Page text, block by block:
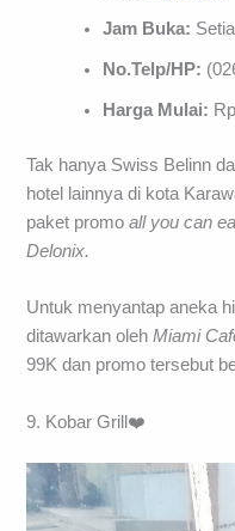
Jam Buka:
No.Telp/HP:
Harga Mulai:
Tak hanya Swiss Belinn
hotel lainnya di kota
paket promoall you can
Delonix.
Untuk menyantap aneka
ditawarkan olehMiami
99K dan promo tersebut
9. Kobar Grill❤️